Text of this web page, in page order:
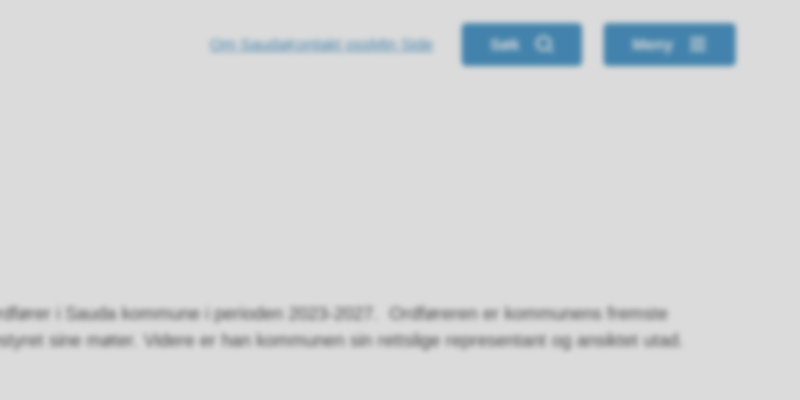
Om SaudaKontakt ossMin Side Søk Meny
i Sauda kommune i perioden 2023-2027. Ordføreren er kommunens fremste
sine møter. Videre er han kommunen sin rettslige representant og ansiktet utad.